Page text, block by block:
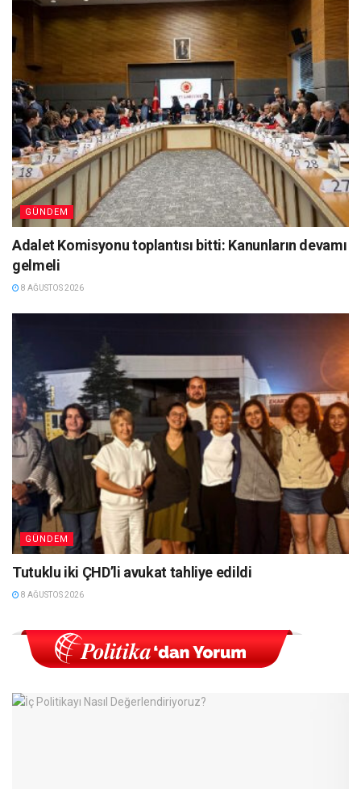
GÜNDEM
Adalet Komisyonu toplantısı bitti: Kanunların devamı
gelmeli
8 AĞUSTOS 2026
GÜNDEM
Tutuklu iki ÇHD’li avukat tahliye edildi
8 AĞUSTOS 2026